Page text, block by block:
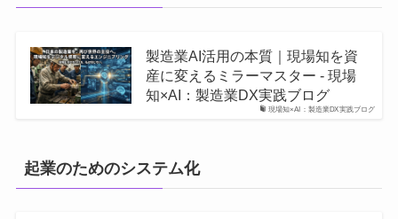
現場知×AI：製造業DX実践ブログ
製造業AI活用の本質｜現場知を資
産に変えるミラーマスター - 現場
知×AI：製造業DX実践ブログ
起業のためのシステム化